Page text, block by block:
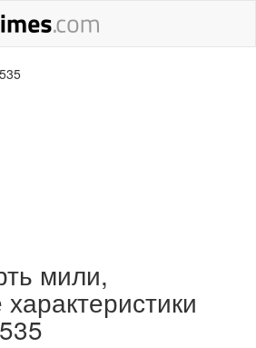
мили,